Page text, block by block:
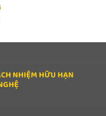
NHIỆM HỮU HẠN